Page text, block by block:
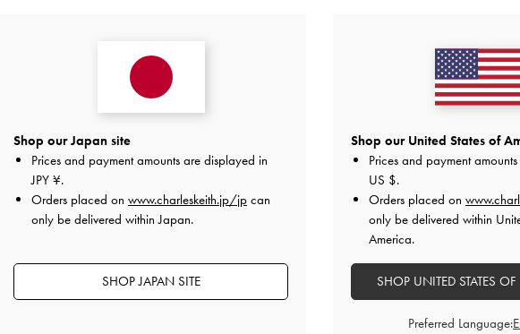
品質は良いです
デザイン
とてもよかった
快適さ
Shop our Japan site
Prices and payment amounts are displayed in
JPY ¥.
Orders placed on www.charleskeith.jp/jp can
only be delivered within Japan.
SHOP JAPAN SITE
Shop our United States of
Prices and payment
US $.
Orders placed on
only be delivered within
America.
SHOP UNITED STATES
Preferred Language: